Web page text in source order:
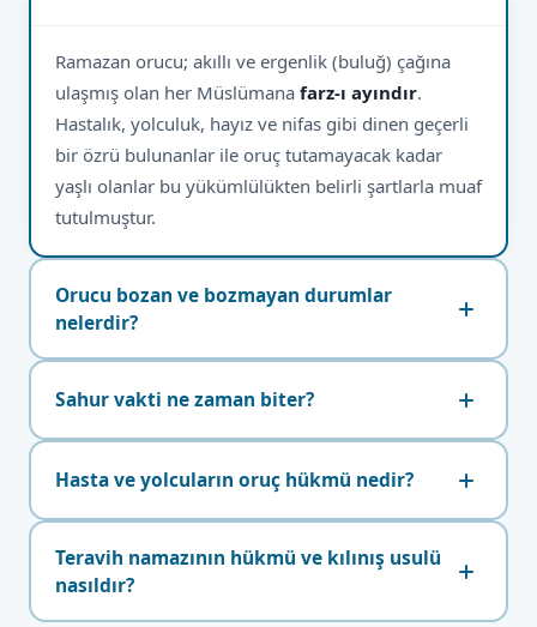
Ramazan orucu; akıllı ve ergenlik (buluğ) çağına
ulaşmış olan her Müslümana farz-ı ayındır.
Hastalık, yolculuk, hayız ve nifas gibi dinen geçerli
bir özrü bulunanlar ile oruç tutamayacak kadar
yaşlı olanlar bu yükümlülükten belirli şartlarla muaf
tutulmuştur.
Orucu bozan ve bozmayan durumlar
nelerdir?
Sahur vakti ne zaman biter?
Hasta ve yolcuların oruç hükmü nedir?
Teravih namazının hükmü ve kılınış usulü
nasıldır?